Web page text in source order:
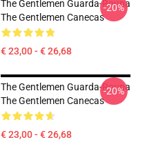
The Gentlemen Guarda-Roupa
The Gentlemen Canecas
€ 23,00 - € 26,68
-20%
The Gentlemen Guarda-Roupa
The Gentlemen Canecas
€ 23,00 - € 26,68
-20%